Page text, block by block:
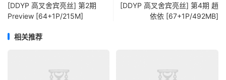
[DDYP 高叉舍宾亮丝] 第2期
Preview [64+1P/215M]
[DDYP 高叉舍宾亮丝] 第4期 趙
依依 [67+1P/492MB]
相关推荐